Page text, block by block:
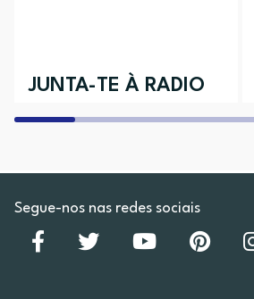
JUNTA-TE À RADIO
POPULAR
Segue-nos nas redes sociais